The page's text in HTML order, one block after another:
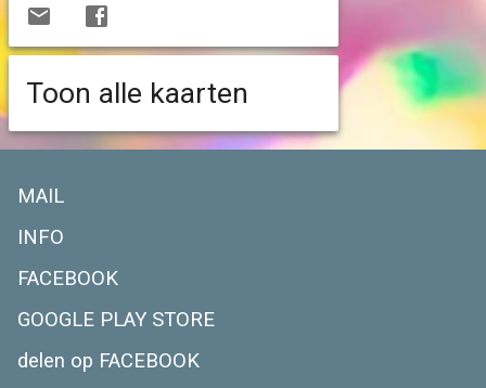
Toon alle kaarten
MAIL
INFO
FACEBOOK
GOOGLE PLAY STORE
delen op FACEBOOK